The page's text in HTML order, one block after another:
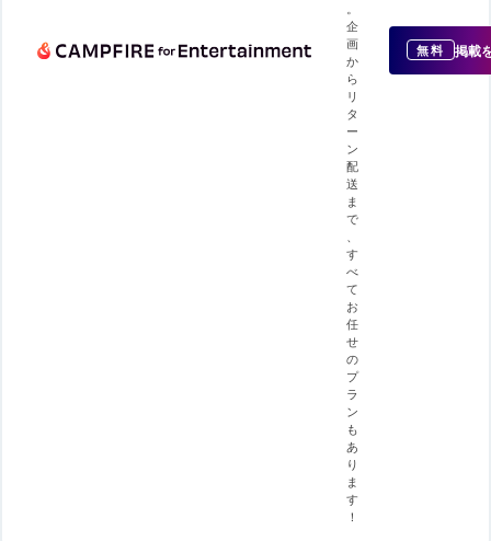
企
画
か
ら
リ
タ
ー
ン
配
送
ま
で
す
べ
て
お
任
せ
の
プ
ラ
ン
も
あ
り
ま
す
！
無料 掲載